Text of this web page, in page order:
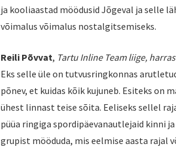
ja kooliaastad möödusid Jõgeval ja selle
võimalus võimalus nostalgitsemiseks.
Reili Põvvat, Tartu Inline Team liige,
Eks selle üle on tutvusringkonnas
põnev, et kuidas kõik kujuneb. Esiteks on
ühest linnast teise sõita. Eeliseks sellel
püüa ringiga spordipäevanautlejaid kinni
grupist mööduda, mis eelmise aasta rajal